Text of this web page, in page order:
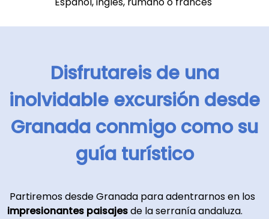
Disfrutareis de una
inolvidable excursión desde
Granada conmigo como su
guía turístico
Partiremos desde Granada para adentrarnos en los
impresionantes paisajesde la serranía andaluza.